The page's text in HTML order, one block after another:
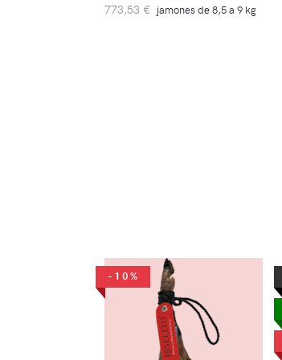
773,53 € jamones de 8,5 a 9 kg
-10%